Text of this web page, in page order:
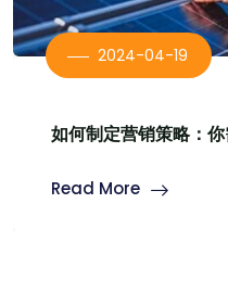
2024-04-19
如何制定营销策略：
Read More